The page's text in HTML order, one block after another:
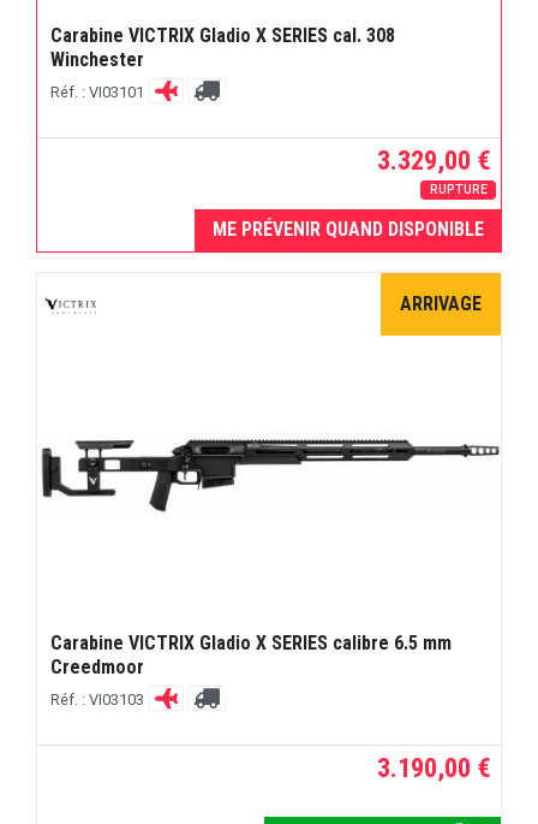
Carabine VICTRIX Gladio X SERIES cal. 308
Winchester
Réf. : VI03101
3.329,00 €
RUPTURE
ME PRÉVENIR QUAND DISPONIBLE
ARRIVAGE
Carabine VICTRIX Gladio X SERIES calibre 6.5 mm
Creedmoor
Réf. : VI03103
3.190,00 €